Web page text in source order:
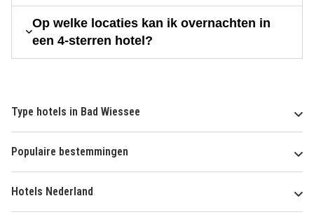
Op welke locaties kan ik overnachten in
een 4-sterren hotel?
Type hotels in Bad Wiessee
Populaire bestemmingen
Hotels Nederland